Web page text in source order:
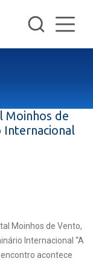
Moinhos de
Internacional
Moinhos de Vento,
Internacional “A
acontece